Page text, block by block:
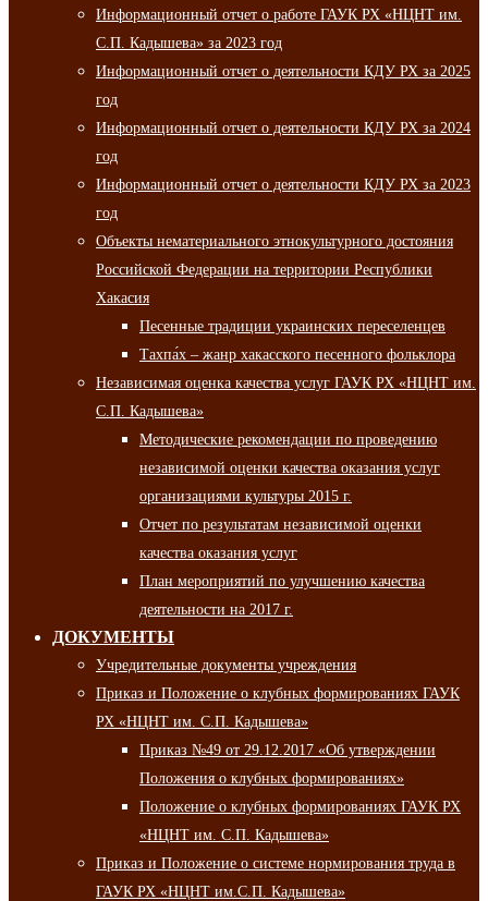
Информационный отчет о работе ГАУК РХ «НЦНТ им.
С.П. Кадышева» за 2023 год
Информационный отчет о деятельности КДУ РХ за 2025
год
Информационный отчет о деятельности КДУ РХ за 2024
год
Информационный отчет о деятельности КДУ РХ за 2023
год
Объекты нематериального этнокультурного достояния
Российской Федерации на территории Республики
Хакасия
Песенные традиции украинских переселенцев
Тахпа́х – жанр хакасского песенного фольклора
Независимая оценка качества услуг ГАУК РХ «НЦНТ им.
С.П. Кадышева»
Методические рекомендации по проведению
независимой оценки качества оказания услуг
организациями культуры 2015 г.
Отчет по результатам независимой оценки
качества оказания услуг
План мероприятий по улучшению качества
деятельности на 2017 г.
ДОКУМЕНТЫ
Учредительные документы учреждения
Приказ и Положение о клубных формированиях ГАУК
РХ «НЦНТ им. С.П. Кадышева»
Приказ №49 от 29.12.2017 «Об утверждении
Положения о клубных формированиях»
Положение о клубных формированиях ГАУК РХ
«НЦНТ им. С.П. Кадышева»
Приказ и Положение о системе нормирования труда в
ГАУК РХ «НЦНТ им.С.П. Кадышева»